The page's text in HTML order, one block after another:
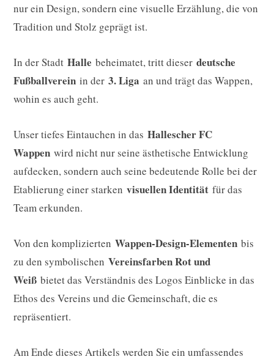
nur ein Design, sondern eine visuelle Erzählung, die von
Tradition und Stolz geprägt ist.
In der Stadt Halle beheimatet, tritt dieser deutsche
Fußballverein in der 3. Liga an und trägt das Wappen,
wohin es auch geht.
Unser tiefes Eintauchen in das Hallescher FC
Wappen wird nicht nur seine ästhetische Entwicklung
aufdecken, sondern auch seine bedeutende Rolle bei der
Etablierung einer starken visuellen Identität für das
Team erkunden.
Von den komplizierten Wappen-Design-Elementen bis
zu den symbolischen Vereinsfarben Rot und
Weiß bietet das Verständnis des Logos Einblicke in das
Ethos des Vereins und die Gemeinschaft, die es
repräsentiert.
Am Ende dieses Artikels werden Sie ein umfassendes